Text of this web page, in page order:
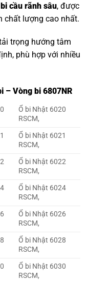
cầu rãnh sâu, được
chất lượng cao nhất.
trọng hướng tâm
phù hợp với nhiều
– Vòng bi 6807NR
Ổ bi Nhật 6020
RSCM,
Ổ bi Nhật 6021
RSCM,
Ổ bi Nhật 6022
RSCM,
Ổ bi Nhật 6024
RSCM,
Ổ bi Nhật 6026
RSCM,
Ổ bi Nhật 6028
RSCM,
Ổ bi Nhật 6030
RSCM,